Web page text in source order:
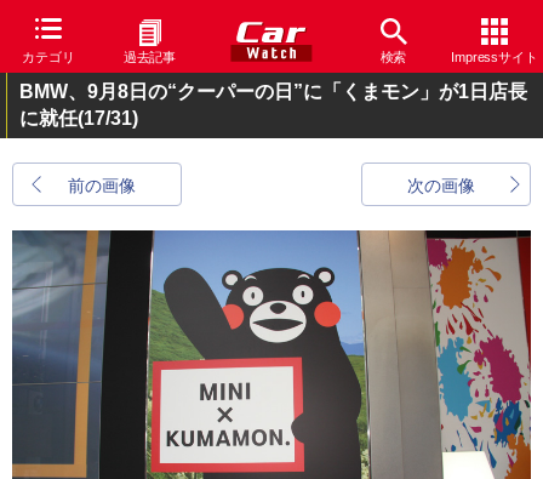
カテゴリ 過去記事 検索 Impressサイト
BMW、9月8日の“クーパーの日”に「くまモン」が1日店長
に就任(17/31)
前の画像 次の画像